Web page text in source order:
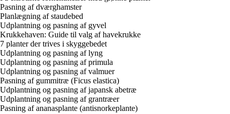
Pasning af dværghamster
Planlægning af staudebed
Udplantning og pasning af gyvel
Krukkehaven: Guide til valg af havekrukke
7 planter der trives i skyggebedet
Udplantning og pasning af lyng
Udplantning og pasning af primula
Udplantning og pasning af valmuer
Pasning af gummitræ (Ficus elastica)
Udplantning og pasning af japansk abetræ
Udplantning og pasning af grantræer
Pasning af ananasplante (antisnorkeplante)